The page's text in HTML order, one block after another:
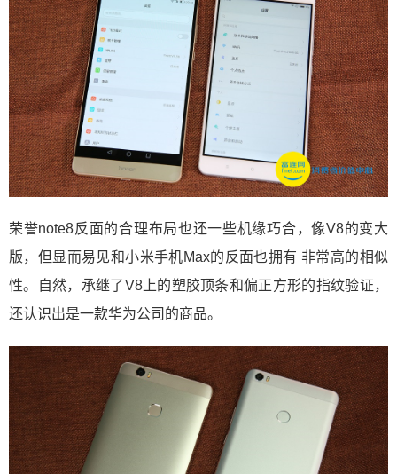
荣誉note8反面的合理布局也还一些机缘巧合，像V8的变大
版，但显而易见和小米手机Max的反面也拥有 非常高的相似
性。自然，承继了V8上的塑胶顶条和偏正方形的指纹验证，
还认识出是一款华为公司的商品。